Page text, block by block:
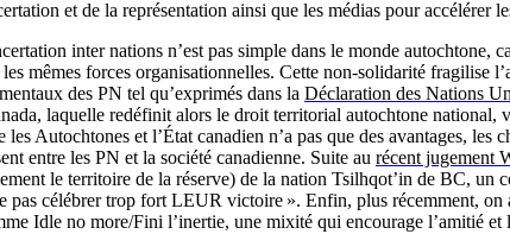
et de la représentation ainsi que les médias pour accélérer
inter nations n’est pas simple dans le monde
mêmes forces organisationnelles. Cette non-solidarité fragilise
des PN tel qu’exprimés dans la Déclaration des Nations
laquelle redéfinit alors le droit territorial autochtone
les Autochtones et l’État canadien n’a pas que des avantages,
entre les PN et la société canadienne. Suite au récent jugement
le territoire de la réserve) de la nation Tsilhqot’in de BC,
pas célébrer trop fort LEUR victoire ». Enfin, plus récemment, on
Idle no more/Fini l’inertie, une mixité qui encourage l’amitié et